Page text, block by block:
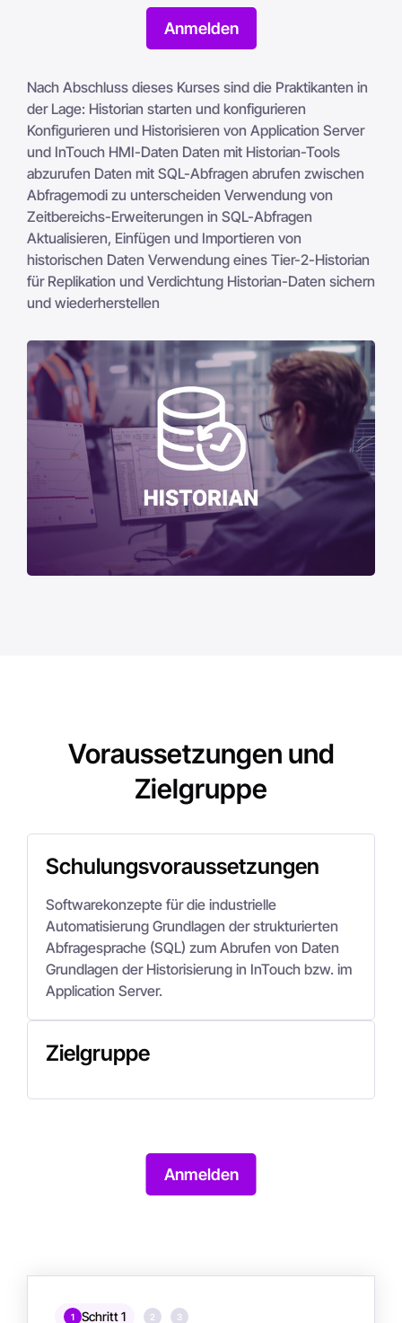
Anmelden
Nach Abschluss dieses Kurses sind die Praktikanten in
der Lage: Historian starten und konfigurieren
Konfigurieren und Historisieren von Application Server
und InTouch HMI-Daten Daten mit Historian-Tools
abzurufen Daten mit SQL-Abfragen abrufen zwischen
Abfragemodi zu unterscheiden Verwendung von
Zeitbereichs-Erweiterungen in SQL-Abfragen
Aktualisieren, Einfügen und Importieren von
historischen Daten Verwendung eines Tier-2-Historian
für Replikation und Verdichtung Historian-Daten sichern
und wiederherstellen
Voraussetzungen und
Zielgruppe
Schulungsvoraussetzungen
Softwarekonzepte für die industrielle
Automatisierung Grundlagen der strukturierten
Abfragesprache (SQL) zum Abrufen von Daten
Grundlagen der Historisierung in InTouch bzw. im
Application Server.
Zielgruppe
Anmelden
1 Schritt 1 2 3